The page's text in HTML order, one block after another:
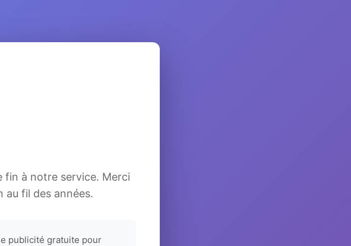
fin à notre service. Merci
fil des années.
publicité gratuite pour